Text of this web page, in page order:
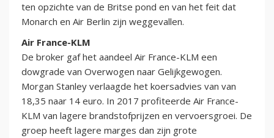
ten opzichte van de Britse pond en van het feit dat
Monarch en Air Berlin zijn weggevallen.
Air France-KLM
De broker gaf het aandeel Air France-KLM een
dowgrade van Overwogen naar Gelijkgewogen.
Morgan Stanley verlaagde het koersadvies van van
18,35 naar 14 euro. In 2017 profiteerde Air France-
KLM van lagere brandstofprijzen en vervoersgroei. De
groep heeft lagere marges dan zijn grote